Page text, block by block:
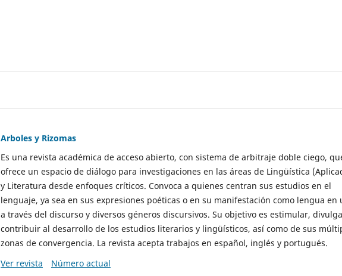
Arboles y Rizomas
Es una revista académica de acceso abierto, con sistema de arbitraje doble ciego,
ofrece un espacio de diálogo para investigaciones en las áreas de Lingüística
y Literatura desde enfoques críticos. Convoca a quienes centran sus estudios en el
lenguaje, ya sea en sus expresiones poéticas o en su manifestación como lengua en
a través del discurso y diversos géneros discursivos. Su objetivo es estimular,
contribuir al desarrollo de los estudios literarios y lingüísticos, así como de sus
zonas de convergencia. La revista acepta trabajos en español, inglés y portugués.
Ver revista
Número actual